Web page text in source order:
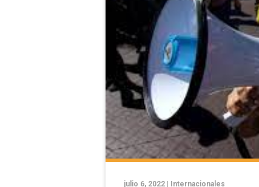
julio 6, 2022 | Internacionales